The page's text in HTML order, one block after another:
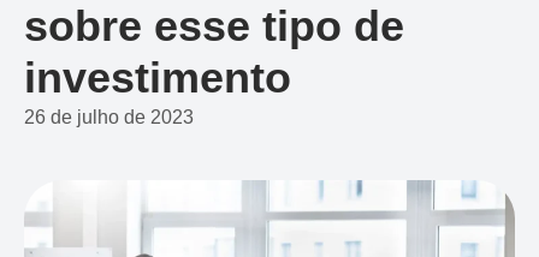
sobre esse tipo de
investimento
26 de julho de 2023